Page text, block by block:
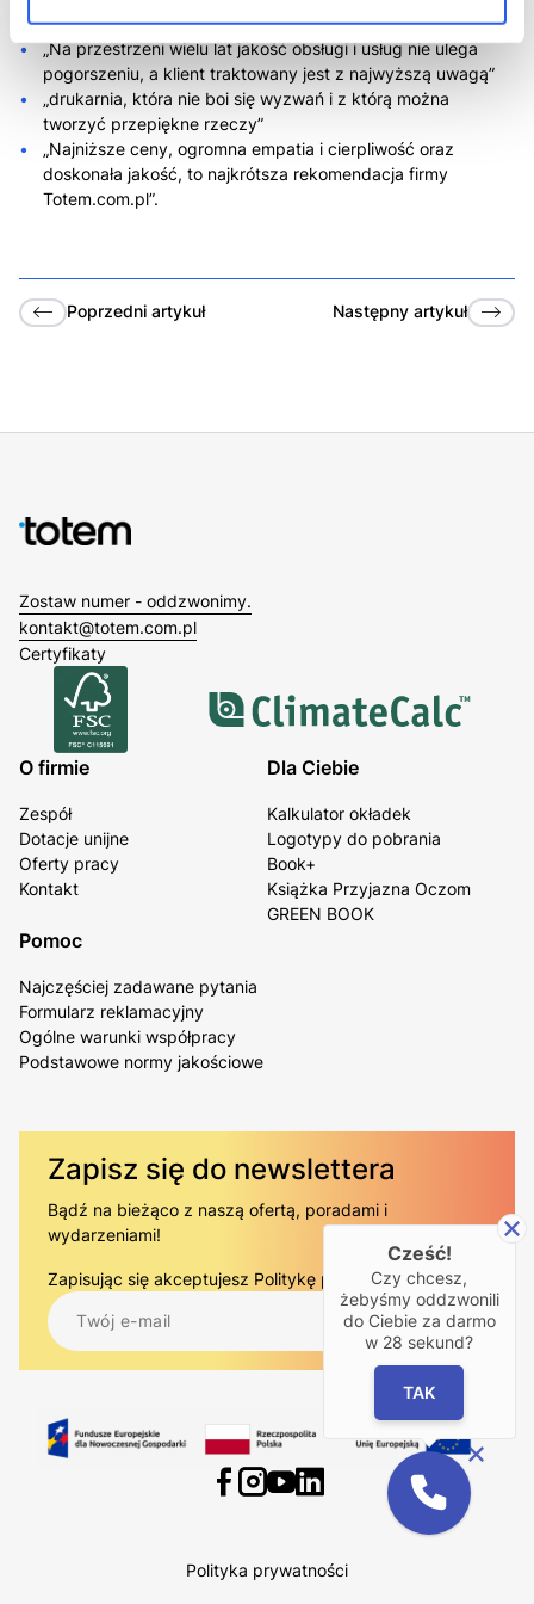
odbywa się na poziomie ludzkim”
„Na przestrzeni wielu lat jakość obsługi i usług nie ulega
pogorszeniu, a klient traktowany jest z najwyższą uwagą”
„drukarnia, która nie boi się wyzwań i z którą można
tworzyć przepiękne rzeczy”
„Najniższe ceny, ogromna empatia i cierpliwość oraz
doskonała jakość, to najkrótsza rekomendacja firmy
Totem.com.pl”.
Poprzedni artykuł Następny artykuł
Zostaw numer - oddzwonimy.
kontakt@totem.com.pl
Certyfikaty
O firmie
Zespół
Dotacje unijne
Oferty pracy
Kontakt
Dla Ciebie
Kalkulator okładek
Logotypy do pobrania
Book+
Książka Przyjazna Oczom
GREEN BOOK
Pomoc
Najczęściej zadawane pytania
Formularz reklamacyjny
Ogólne warunki współpracy
Podstawowe normy jakościowe
Zapisz się do newslettera
Bądź na bieżąco z naszą ofertą, poradami i
wydarzeniami!
Zapisując się akceptujesz Politykę prywatności..
Polityka prywatności
Cześć!
Czy chcesz,
żebyśmy oddzwonili
do Ciebie za darmo
w 28 sekund?
TAK